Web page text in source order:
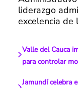
liderazgo
excelencia de
Valle del Cauca
para controlar
Jamundí celebra